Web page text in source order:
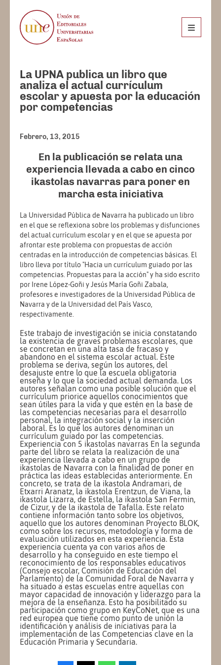
La UPNA publica un libro que
analiza el actual currículum
escolar y apuesta por la educación
por competencias
Febrero, 13, 2015
En la publicación se relata una
experiencia llevada a cabo en cinco
ikastolas navarras para poner en
marcha esta iniciativa
La Universidad Pública de Navarra ha publicado un libro
en el que se reflexiona sobre los problemas y disfunciones
del actual currículum escolar y en el que se apuesta por
afrontar este problema con propuestas de acción
centradas en la introducción de competencias básicas. El
libro lleva por título "Hacia un currículum guiado por las
competencias. Propuestas para la acción" y ha sido escrito
por Irene López-Goñi y Jesús María Goñi Zabala,
profesores e investigadores de la Universidad Pública de
Navarra y de la Universidad del País Vasco,
respectivamente.
Este trabajo de investigación se inicia constatando
la existencia de graves problemas escolares, que
se concretan en una alta tasa de fracaso y
abandono en el sistema escolar actual. Este
problema se deriva, según los autores, del
desajuste entre lo que la escuela obligatoria
enseña y lo que la sociedad actual demanda. Los
autores señalan como una posible solución que el
currículum priorice aquellos conocimientos que
sean útiles para la vida y que estén en la base de
las competencias necesarias para el desarrollo
personal, la integración social y la inserción
laboral. Es lo que los autores denominan un
currículum guiado por las competencias.
Experiencia con 5 ikastolas navarras En la segunda
parte del libro se relata la realización de una
experiencia llevada a cabo en un grupo de
ikastolas de Navarra con la finalidad de poner en
práctica las ideas establecidas anteriormente. En
concreto, se trata de la ikastola Andramari, de
Etxarri Aranatz, la ikastola Erentzun, de Viana, la
ikastola Lizarra, de Estella, la ikastola San Fermin,
de Cizur, y de la ikastola de Tafalla. Este relato
contiene información tanto sobre los objetivos,
aquello que los autores denominan Proyecto BLOK,
como sobre los recursos, metodología y forma de
evaluación utilizados en esta experiencia. Esta
experiencia cuenta ya con varios años de
desarrollo y ha conseguido en este tiempo el
reconocimiento de los responsables educativos
(Consejo escolar, Comisión de Educación del
Parlamento) de la Comunidad Foral de Navarra y
ha situado a estas escuelas entre aquellas con
mayor capacidad de innovación y liderazgo para la
mejora de la enseñanza. Esto ha posibilitado su
participación como grupo en KeyCoNet, que es una
red europea que tiene como punto de unión la
identificación y análisis de iniciativas para la
implementación de las Competencias clave en la
Educación Primaria y Secundaria.